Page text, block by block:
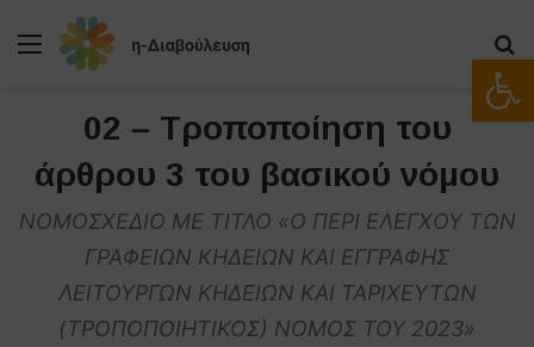
Μενού
02 – Τροποποίηση του
άρθρου 3 του βασικού νόμου
NOMOΣΧΕΔΙΟ ΜΕ ΤΙΤΛΟ «Ο ΠΕΡΙ ΕΛΕΓΧΟΥ ΤΩΝ
ΓΡΑΦΕΙΩΝ ΚΗΔΕΙΩΝ ΚΑΙ ΕΓΓΡΑΦΗΣ
ΛΕΙΤΟΥΡΓΩΝ ΚΗΔΕΙΩΝ ΚΑΙ ΤΑΡΙΧΕΥΤΩΝ
(ΤΡΟΠΟΠΟΙΗΤΙΚΟΣ) ΝΟΜΟΣ ΤΟΥ 2023»